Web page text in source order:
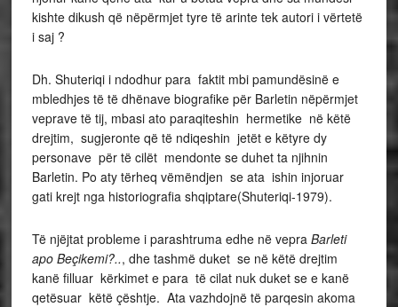
kishte dikush që nëpërmjet tyre të arinte tek autori i vërtetë
i saj ?
Dh. Shuteriqi i ndodhur para faktit mbi pamundësinë e
mbledhjes të të dhënave biografike për Barletin nëpërmjet
veprave të tij, mbasi ato paraqiteshin hermetike në këtë
drejtim, sugjeronte që të ndiqeshin jetët e këtyre dy
personave për të cilët mendonte se duhet ta njihnin
Barletin. Po aty tërheq vëmëndjen se ata ishin injoruar
gati krejt nga historiografia shqiptare(Shuteriqi-1979).
Të njëjtat probleme i parashtruma edhe në vepra Barleti
apo Beçikemi?.., dhe tashmë duket se në këtë drejtim
kanë filluar kërkimet e para të cilat nuk duket se e kanë
qetësuar këtë çështje. Ata vazhdojnë të parqesin akoma